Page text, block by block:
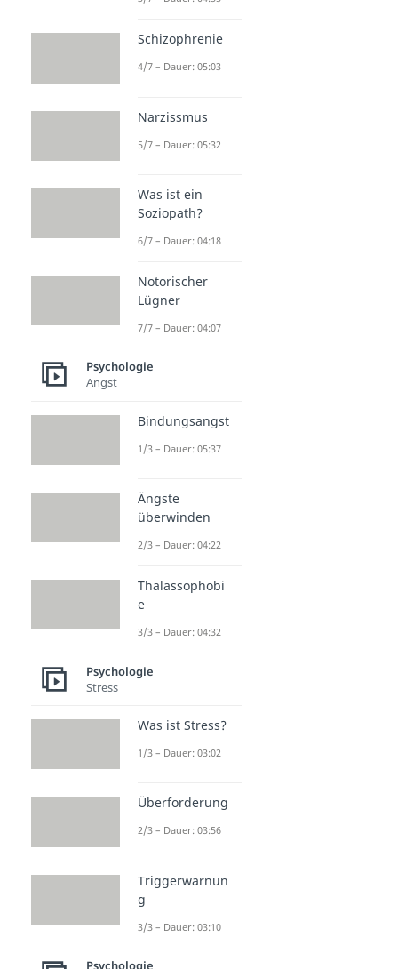
Schizophrenie
4/7 – Dauer: 05:03
Narzissmus
5/7 – Dauer: 05:32
Was ist ein
Soziopath?
6/7 – Dauer: 04:18
Notorischer
Lügner
7/7 – Dauer: 04:07
Psychologie
Angst
Bindungsangst
1/3 – Dauer: 05:37
Ängste
überwinden
2/3 – Dauer: 04:22
Thalassophobi
e
3/3 – Dauer: 04:32
Psychologie
Stress
Was ist Stress?
1/3 – Dauer: 03:02
Überforderung
2/3 – Dauer: 03:56
Triggerwarnun
g
3/3 – Dauer: 03:10
Psychologie